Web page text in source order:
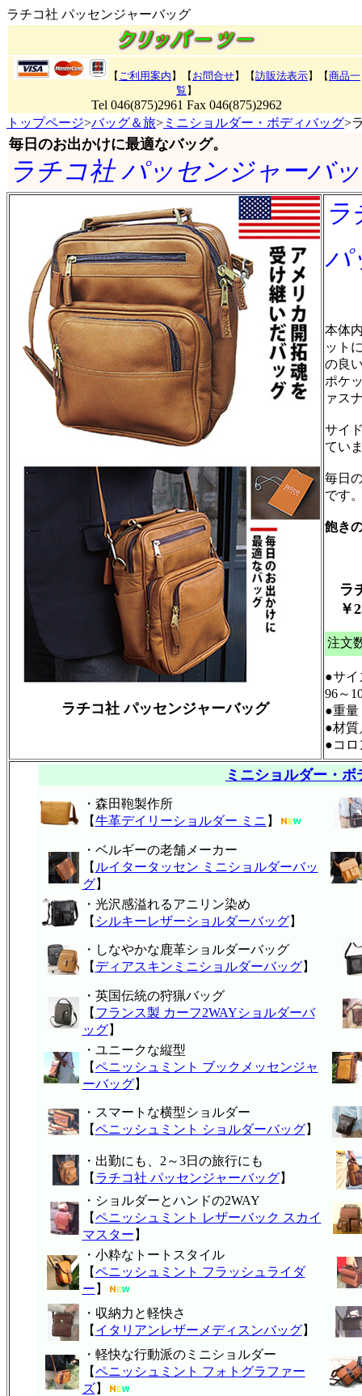
ラチコ社 パッセンジャーバッグ
【 ご利用案内 】【 お問合せ】【訪販法表示】 【商品一
覧 】
Tel 046(875)2961 Fax 046(875)2962
トップページ>バッグ＆旅> ミニショルダー・ボディバッグ>
毎日のお出かけに最適なバッグ。
ラチコ社 パッセンジャーバ
ラチコ社 パッセンジャーバッグ
ラ
パ
本体
ット
の良
ポケ
ァス
サイ
てい
毎日
です
飽き
ラ
￥
注文
●サイ
96～
●重量
●材質
●コロ
ミニショルダー・ボ
・森田鞄製作所
【牛革デイリーショルダー ミニ 】
・ベルギーの老舗メーカー
【 ルイタータッセン ミニショルダーバッ
グ】
・光沢感溢れるアニリン染め
【 シルキーレザーショルダーバッグ】
・しなやかな鹿革ショルダーバッグ
【 ディアスキンミニショルダーバッグ】
・英国伝統の狩猟バッグ
【 フランス製 カーフ2WAYショルダーバ
ッグ】
・ユニークな縦型
【ペニッシュミント ブックメッセンジャ
ーバッグ】
・スマートな横型ショルダー
【ペニッシュミント ショルダーバッグ】
・出勤にも、2～3日の旅行にも
【 ラチコ社 パッセンジャーバッグ】
・ショルダーとハンドの2WAY
【ペニッシュミント レザーバック スカイ
マスター 】
・小粋なトートスタイル
【ペニッシュミント フラッシュライダ
ー 】
・収納力と軽快さ
【 イタリアンレザーメディスンバッグ】
・軽快な行動派のミニショルダー
【ペニッシュミント フォトグラファー
ズ】